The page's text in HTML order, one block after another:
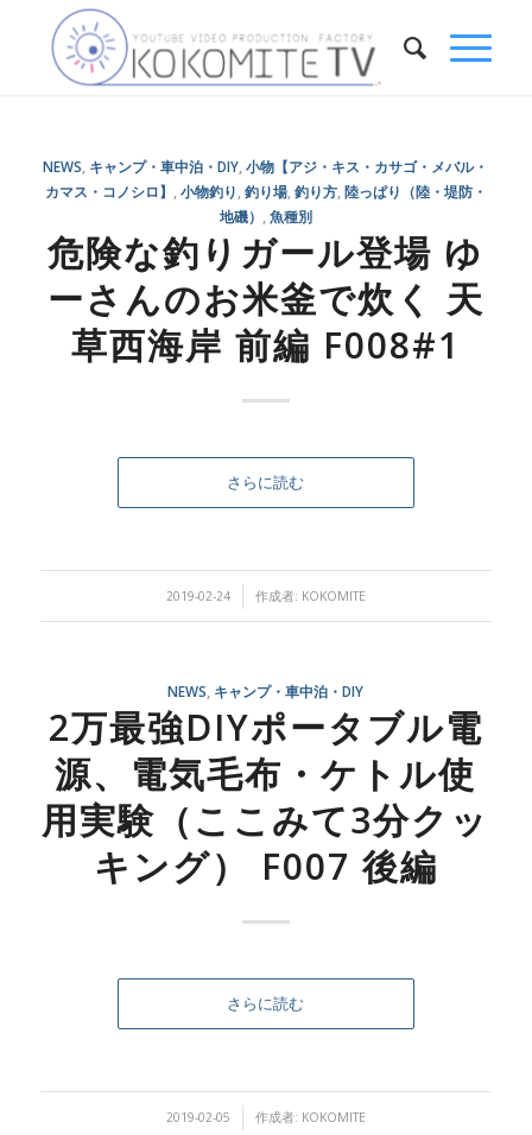
NEWS キャンプ・車中泊・DIY ,小物【アジ・キス・カサゴ・メバル・
カマス・コノシロ】
小物釣り 釣り場, 釣り方, 陸っぱり（陸・堤防・
地磯）
魚種別
危険な釣りガール登場 ゆ
ーさんのお米釜で炊く 天
草西海岸 前編 F008#1
さらに読む
2019-02-24
/ 作成者: KOKOMITE
NEWS キャンプ・車中泊・DIY
2万最強DIYポータブル電
源、電気毛布・ケトル使
用実験（ここみて3分クッ
キング） F007 後編
さらに読む
2019-02-05
/ 作成者: KOKOMITE